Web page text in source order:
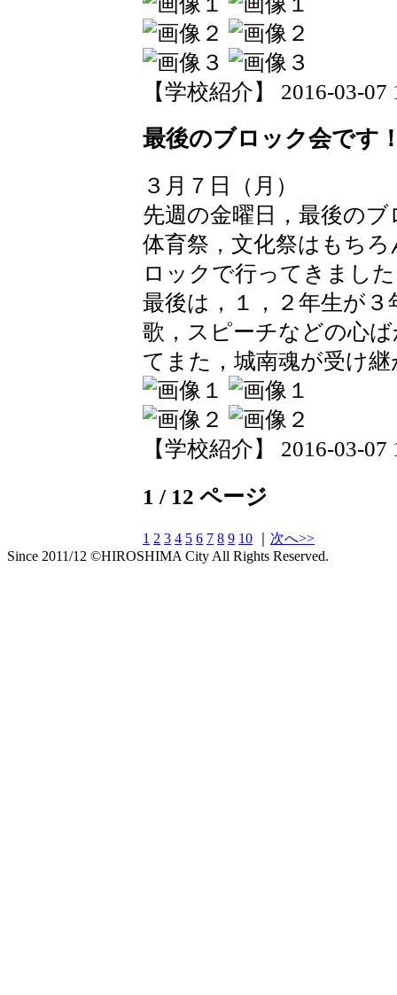
【学校紹介】 2016-03-07
最後のブロック会です
３月７日（月）
先週の金曜日，最後の
体育祭，文化祭はもち
ロックで行ってきまし
最後は，１，２年生が
歌，スピーチなどの心
てまた，城南魂が受け
【学校紹介】 2016-03-07
1 / 12 ページ
1 2 3 4 5 6 7 8 9 10
次へ>>
Since 2011/12 ©HIROSHIMA City All Rights Reserved.